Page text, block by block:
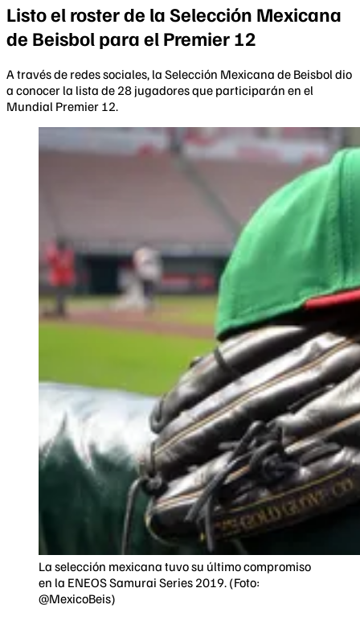
Listo el roster de la Selección Mexicana
de Beisbol para el Premier 12
A través de redes sociales, la Selección Mexicana de Beisbol dio
a conocer la lista de 28 jugadores que participarán en el
Mundial Premier 12.
La selección mexicana tuvo su último compromiso
en la ENEOS Samurai Series 2019. (Foto:
@MexicoBeis)